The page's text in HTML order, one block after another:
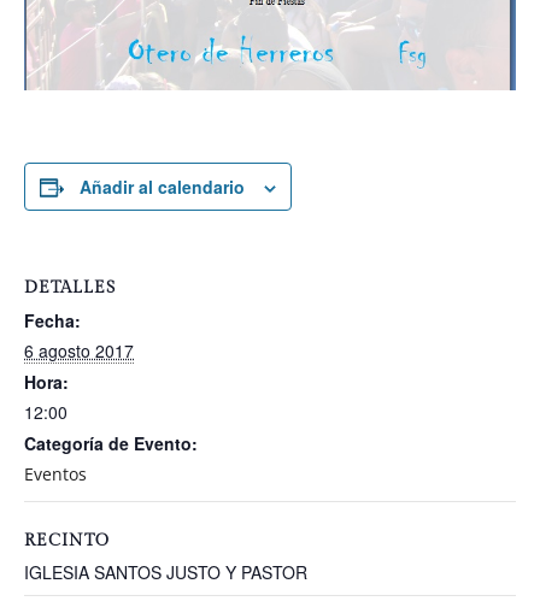
Añadir al calendario
DETALLES
Fecha:
6 agosto 2017
Hora:
12:00
Categoría de Evento:
Eventos
RECINTO
IGLESIA SANTOS JUSTO Y PASTOR